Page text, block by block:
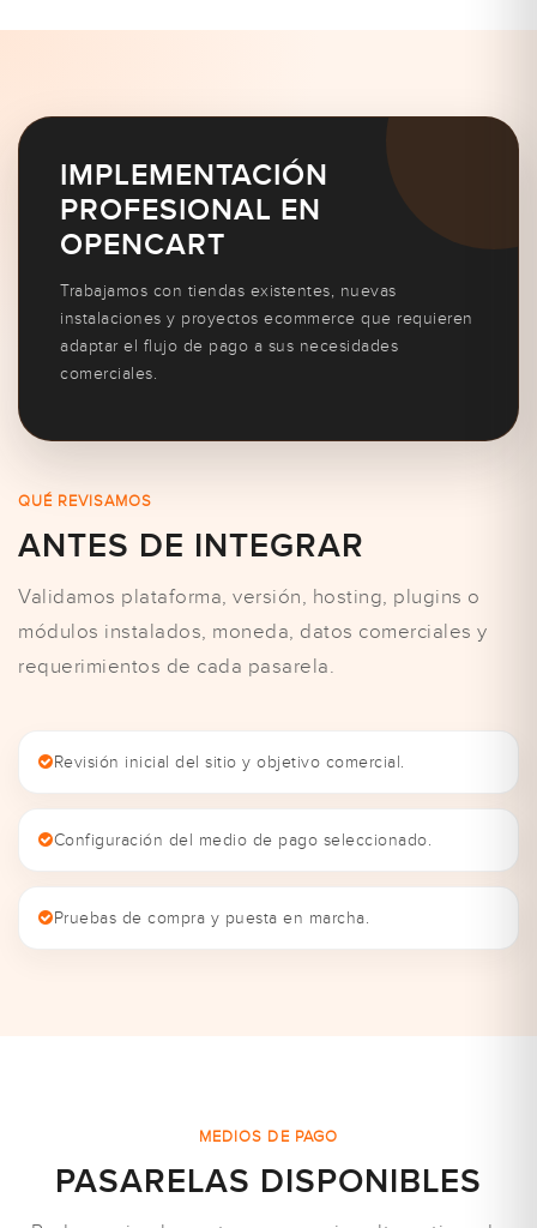
IMPLEMENTACIÓN
PROFESIONAL EN
OPENCART
Trabajamos con tiendas existentes, nuevas
instalaciones y proyectos ecommerce que requieren
adaptar el flujo de pago a sus necesidades
comerciales.
QUÉ REVISAMOS
ANTES DE INTEGRAR
Validamos plataforma, versión, hosting, plugins o
módulos instalados, moneda, datos comerciales y
requerimientos de cada pasarela.
Revisión inicial del sitio y objetivo comercial.
Configuración del medio de pago seleccionado.
Pruebas de compra y puesta en marcha.
MEDIOS DE PAGO
PASARELAS DISPONIBLES